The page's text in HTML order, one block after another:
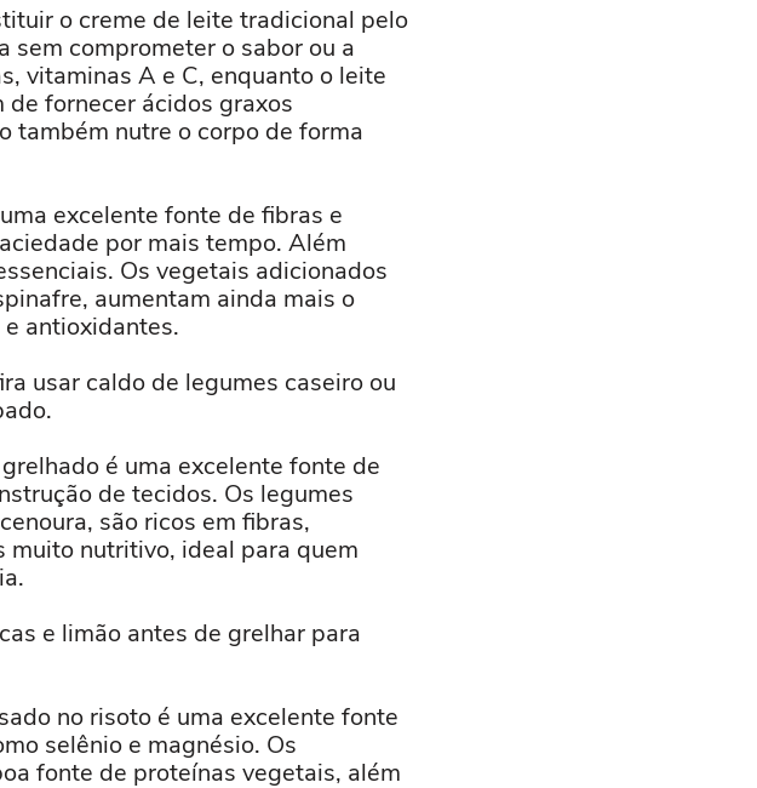
o creme de leite tradicional pelo
comprometer o sabor ou a
vitaminas A e C, enquanto o leite
de fornecer ácidos graxos
também nutre o corpo de forma
excelente fonte de fibras e
por mais tempo. Além
Os vegetais adicionados
aumentam ainda mais o
antioxidantes.
usar caldo de legumes caseiro ou
é uma excelente fonte de
de tecidos. Os legumes
são ricos em fibras,
muito nutritivo, ideal para quem
e limão antes de grelhar para
no risoto é uma excelente fonte
selênio e magnésio. Os
fonte de proteínas vegetais, além